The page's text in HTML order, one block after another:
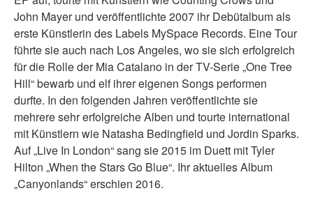
John Mayer und veröffentlichte 2007 ihr Debütalbum als
erste Künstlerin des Labels MySpace Records. Eine Tour
führte sie auch nach Los Angeles, wo sie sich erfolgreich
für die Rolle der Mia Catalano in der TV-Serie „One Tree
Hill“ bewarb und elf ihrer eigenen Songs performen
durfte. In den folgenden Jahren veröffentlichte sie
mehrere sehr erfolgreiche Alben und tourte international
mit Künstlern wie Natasha Bedingfield und Jordin Sparks.
Auf „Live In London“ sang sie 2015 im Duett mit Tyler
Hilton „When the Stars Go Blue“. Ihr aktuelles Album
„Canyonlands“ erschien 2016.